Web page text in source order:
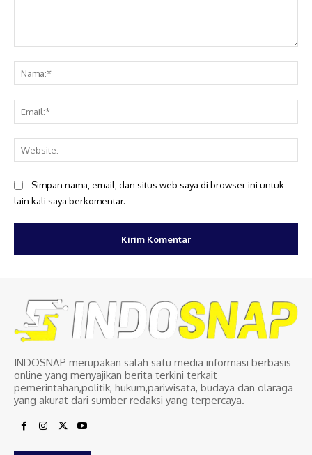
Simpan nama, email, dan situs web saya di browser ini untuk
lain kali saya berkomentar.
INDOSNAP merupakan salah satu media informasi berbasis
online yang menyajikan berita terkini terkait
pemerintahan,politik, hukum,pariwisata, budaya dan olaraga
yang akurat dari sumber redaksi yang terpercaya.